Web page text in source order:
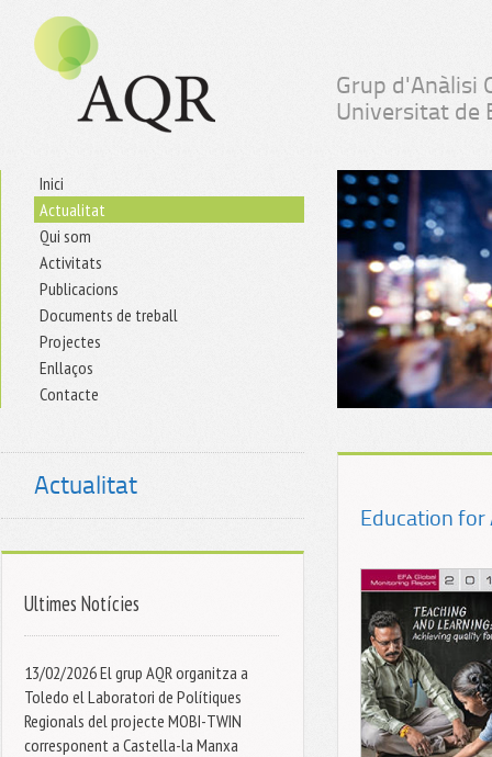
Grup d'Anàlisi
Universitat de
Inici
Actualitat
Qui som
Activitats
Publicacions
Documents de treball
Projectes
Enllaços
Contacte
Actualitat
Ultimes Notícies
13/02/2026 El grup AQR organitza a
Toledo el Laboratori de Polítiques
Regionals del projecte MOBI-TWIN
corresponent a Castella-la Manxa
Education